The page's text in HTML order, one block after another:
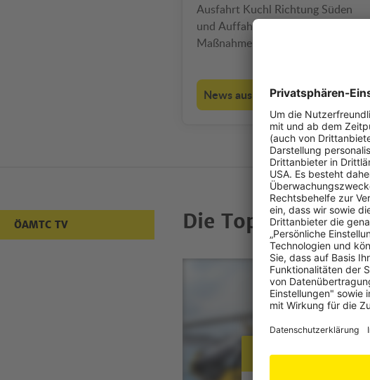
Ausfahrt Kuchl Richtung Süden
und Auffahrten Golling betroffen,
Maßnahme gilt auch für
News aus den Bundesländern
ÖAMTC TV Die Top-Videos
Datenschutz